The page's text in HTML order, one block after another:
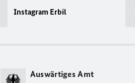
Instagram Erbil
Auswärtiges Amt